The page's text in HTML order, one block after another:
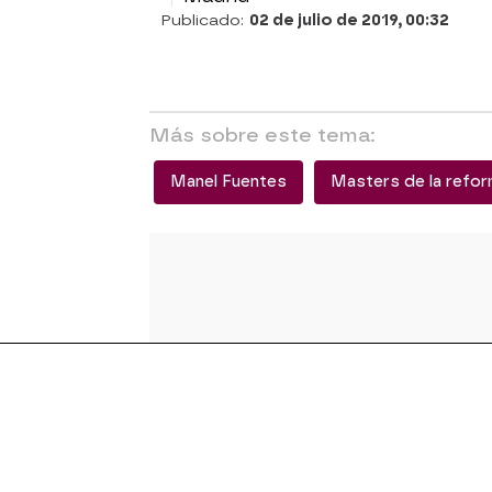
Publicado: 02 de julio de 2019, 00:32
Más sobre este tema:
Manel Fuentes Masters de la